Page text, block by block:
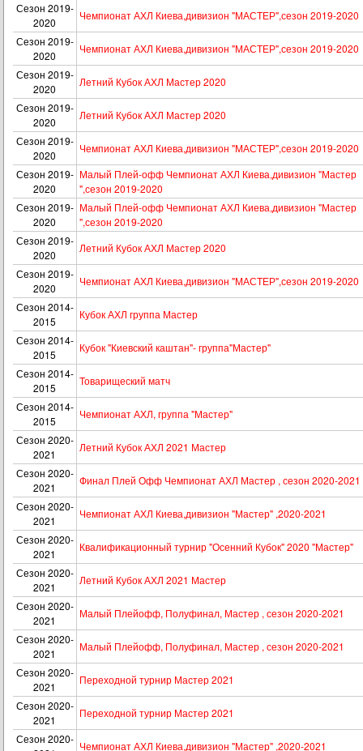
Сезон 2019-
2020
Чемпионат АХЛ Киева,дивизион "МАСТЕР",сезон 2019-2020
Сезон 2019-
2020
Чемпионат АХЛ Киева,дивизион "МАСТЕР",сезон 2019-2020
Сезон 2019-
2020
Летний Кубок АХЛ Мастер 2020
Сезон 2019-
2020
Летний Кубок АХЛ Мастер 2020
Сезон 2019-
2020
Чемпионат АХЛ Киева,дивизион "МАСТЕР",сезон 2019-2020
Сезон 2019-
2020
Малый Плей-офф Чемпионат АХЛ Киева,дивизион "Мастер
",сезон 2019-2020
Сезон 2019-
2020
Малый Плей-офф Чемпионат АХЛ Киева,дивизион "Мастер
",сезон 2019-2020
Сезон 2019-
2020
Летний Кубок АХЛ Мастер 2020
Сезон 2019-
2020
Чемпионат АХЛ Киева,дивизион "МАСТЕР",сезон 2019-2020
Сезон 2014-
2015
Кубок АХЛ группа Мастер
Сезон 2014-
2015
Кубок "Киевский каштан"- группа"Мастер"
Сезон 2014-
2015
Товарищеский матч
Сезон 2014-
2015
Чемпионат АХЛ, группа "Мастер"
Сезон 2020-
2021
Летний Кубок АХЛ 2021 Мастер
Сезон 2020-
2021
Финал Плей Офф Чемпионат АХЛ Мастер , сезон 2020-2021
Сезон 2020-
2021
Чемпионат АХЛ Киева,дивизион "Мастер" ,2020-2021
Сезон 2020-
2021
Квалификационный турнир "Осенний Кубок" 2020 "Мастер"
Сезон 2020-
2021
Летний Кубок АХЛ 2021 Мастер
Сезон 2020-
2021
Малый Плейофф, Полуфинал, Мастер , сезон 2020-2021
Сезон 2020-
2021
Малый Плейофф, Полуфинал, Мастер , сезон 2020-2021
Сезон 2020-
2021
Переходной турнир Мастер 2021
Сезон 2020-
2021
Переходной турнир Мастер 2021
Сезон 2020-
Чемпионат АХЛ Киева,дивизион "Мастер" ,2020-2021